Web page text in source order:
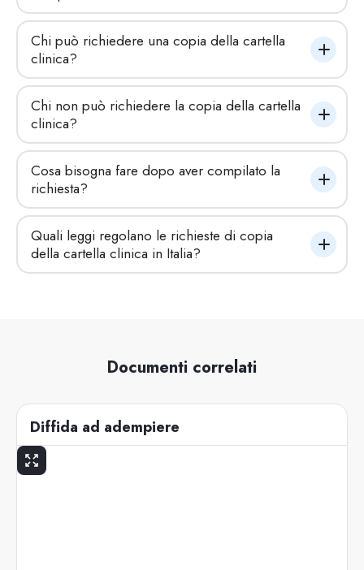
Chi può richiedere una copia della cartella
clinica?
Chi non può richiedere la copia della cartella
clinica?
Cosa bisogna fare dopo aver compilato la
richiesta?
Quali leggi regolano le richieste di copia
della cartella clinica in Italia?
Documenti correlati
Diffida ad adempiere